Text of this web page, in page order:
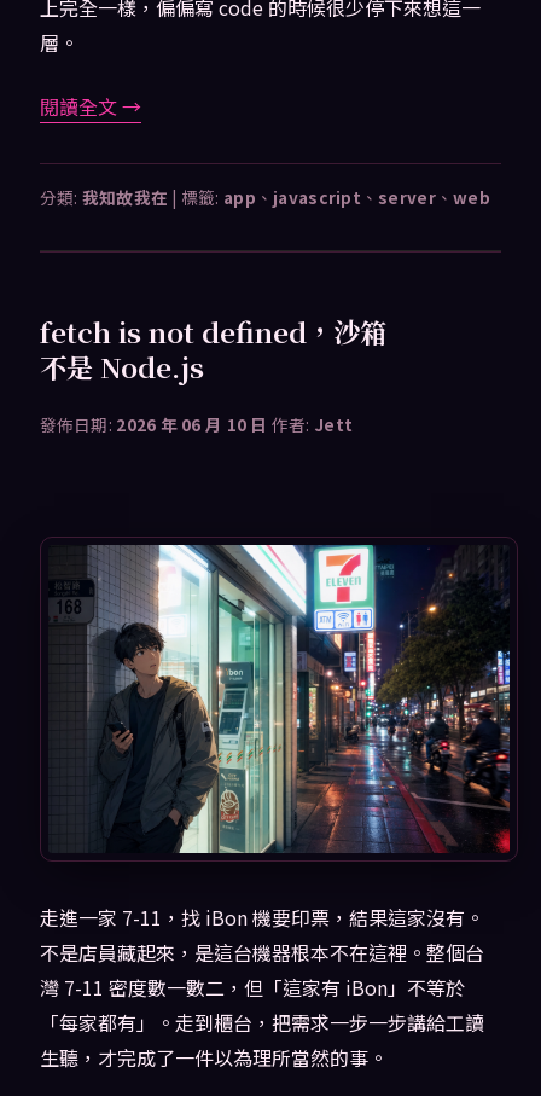
上完全一樣，偏偏寫 code 的時候很少停下來想這一
層。
閱讀全文→
分類: 我知故我在 | 標籤: app 、 javascript 、server、web
fetch is not defined，沙箱
不是 Node.js
發佈日期: 2026 年 06 月 10 日 作者: Jett
走進一家 7-11，找 iBon 機要印票，結果這家沒有。
不是店員藏起來，是這台機器根本不在這裡。整個台
灣 7-11 密度數一數二，但「這家有 iBon」不等於
「每家都有」。走到櫃台，把需求一步一步講給工讀
生聽，才完成了一件以為理所當然的事。